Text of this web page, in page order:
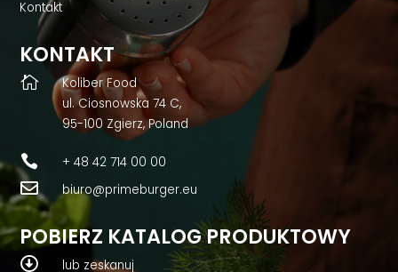
Kontakt
KONTAKT

Koliber Food
ul. Ciosnowska 74 C,
95-100 Zgierz, Poland
 + 48 42 714 00 00
 biuro@primeburger.eu
POBIERZ KATALOG PRODUKTOWY
 lub zeskanuj